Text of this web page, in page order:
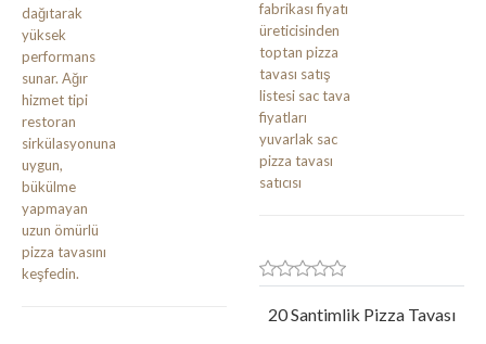
20 Santimlik Pizza Tavası